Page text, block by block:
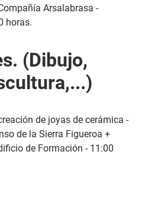
Arsalabrasa -
horas.
(Dibujo,
de joyas de cerámica -
de la Sierra Figueroa +
de Formación - 11:00